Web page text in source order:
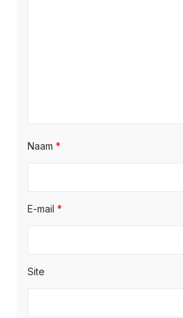
Naam *
E-mail *
Site